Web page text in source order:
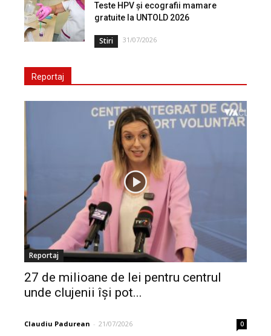
Teste HPV și ecografii mamare
gratuite la UNTOLD 2026
Stiri 31/07/2026
Reportaj
Reportaj
27 de milioane de lei pentru centrul
unde clujenii își pot...
Claudiu Padurean - 21/07/2026 0